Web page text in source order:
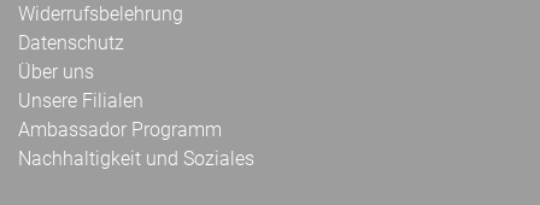
Widerrufsbelehrung
Datenschutz
Über uns
Unsere Filialen
Ambassador Programm
Nachhaltigkeit und Soziales